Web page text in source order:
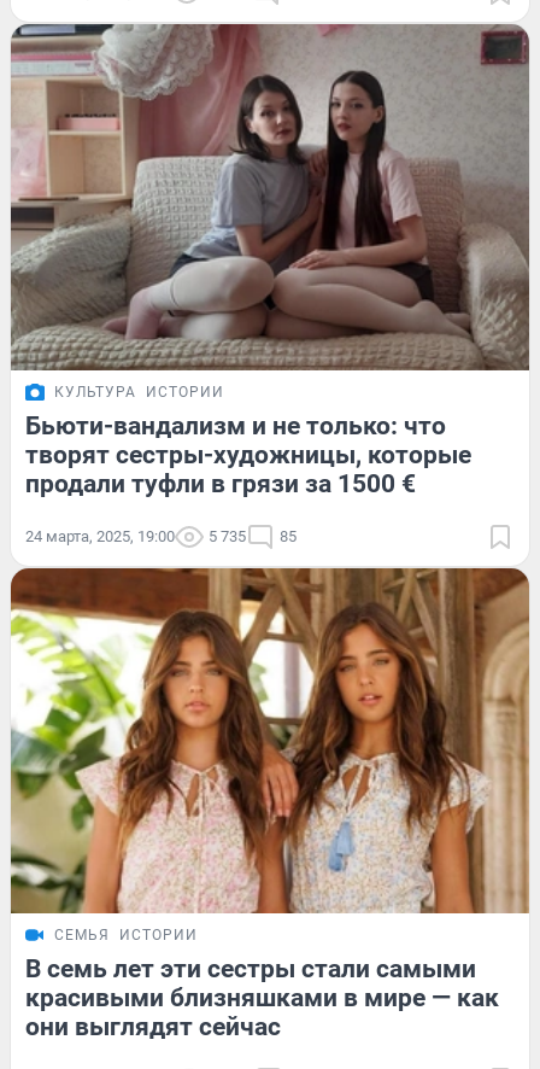
КУЛЬТУРА ИСТОРИИ
Бьюти-вандализм и не только: что
творят сестры-художницы, которые
продали туфли в грязи за 1500 €
24 марта, 2025, 19:00 5 735 85
СЕМЬЯ ИСТОРИИ
В семь лет эти сестры стали самыми
красивыми близняшками в мире — как
они выглядят сейчас